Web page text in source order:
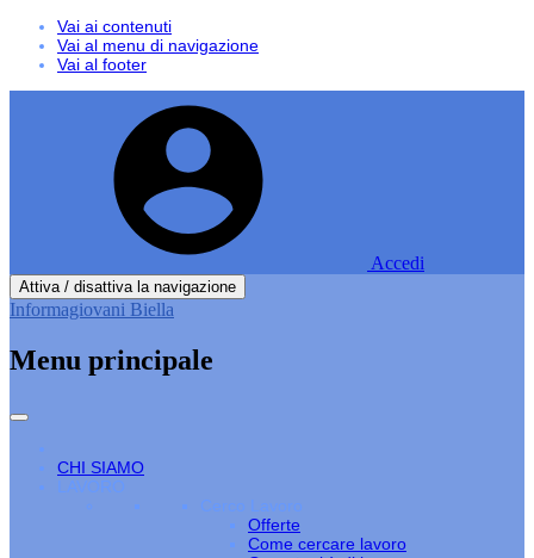
Vai ai contenuti
Vai al menu di navigazione
Vai al footer
Accedi
Attiva / disattiva la navigazione
Informagiovani Biella
Menu principale
CHI SIAMO
LAVORO
Cerco Lavoro
Offerte
Come cercare lavoro